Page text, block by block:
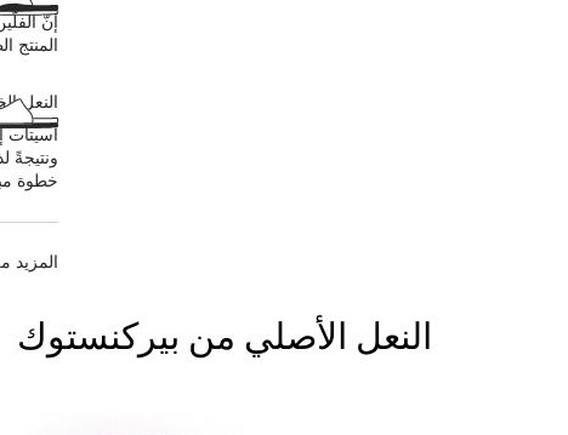
إنّ
المنتج
النعل
أسيتات
ونتيجةً
خطوة
المزيد
النعل الأصلي من بيركنستوك